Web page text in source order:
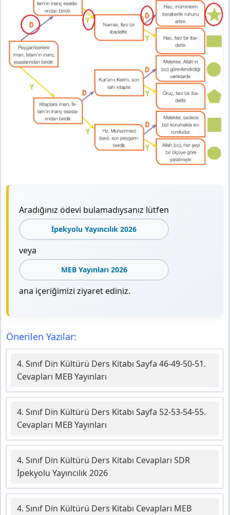
Aradığınız ödevi bulamadıysanız lütfen
İpekyolu Yayıncılık 2026
veya
MEB Yayınları 2026
ana içeriğimizi ziyaret ediniz.
Önerilen Yazılar:
4. Sınıf Din Kültürü Ders Kitabı Sayfa 46-49-50-51.
Cevapları MEB Yayınları
4. Sınıf Din Kültürü Ders Kitabı Sayfa 52-53-54-55.
Cevapları MEB Yayınları
4. Sınıf Din Kültürü Ders Kitabı Cevapları SDR
İpekyolu Yayıncılık 2026
4. Sınıf Din Kültürü Ders Kitabı Cevapları MEB